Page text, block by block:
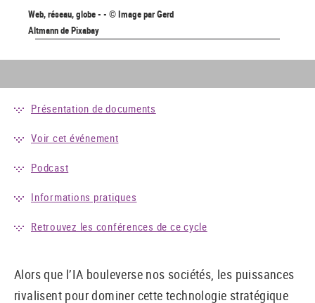
Web, réseau, globe - - © Image par Gerd
Altmann de Pixabay
Présentation de documents
Voir cet événement
Podcast
Informations pratiques
Retrouvez les conférences de ce cycle
Alors que l’IA bouleverse nos sociétés, les puissances
rivalisent pour dominer cette technologie stratégique